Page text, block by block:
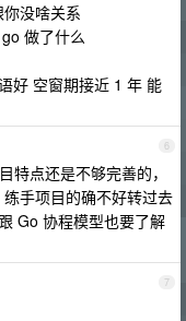
没啥关系
做了什么
好 空窗期接近 1 年 能
6
特点还是不够完善的，
手项目的确不好转过去
Go 协程模型也要了解
7